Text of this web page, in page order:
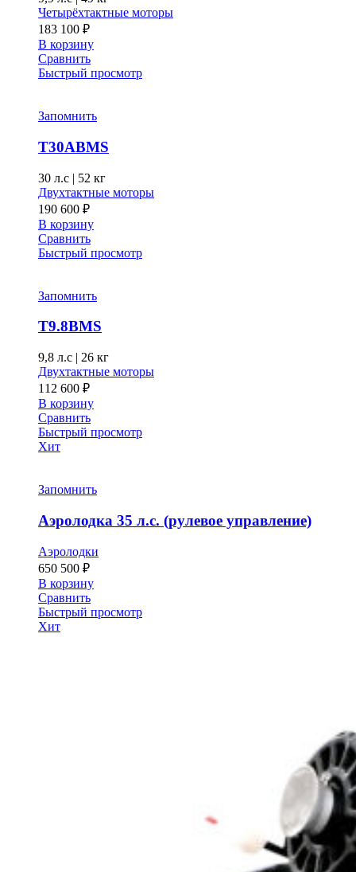
Четырёхтактные моторы
183 100 ₽
В корзину
Сравнить
Быстрый просмотр
Запомнить
T30ABMS
30 л.с | 52 кг
Двухтактные моторы
190 600 ₽
В корзину
Сравнить
Быстрый просмотр
Запомнить
T9.8BMS
9,8 л.с | 26 кг
Двухтактные моторы
112 600 ₽
В корзину
Сравнить
Быстрый просмотр
Хит
Запомнить
Аэролодка 35 л.с. (рулевое управление)
Аэролодки
650 500 ₽
В корзину
Сравнить
Быстрый просмотр
Хит